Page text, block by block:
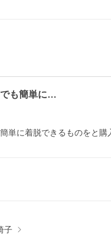
も簡単に…
単に着脱できるものをと
子